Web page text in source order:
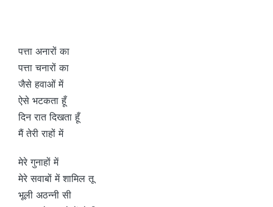
पत्ता अनारों का
पत्ता चनारों का
जैसे हवाओं में
ऐसे भटकता हूँ
दिन रात दिखता हूँ
मैं तेरी राहों में
मेरे गुनाहों में
मेरे सवाबों में शामिल तू
भूली अठन्नी सी